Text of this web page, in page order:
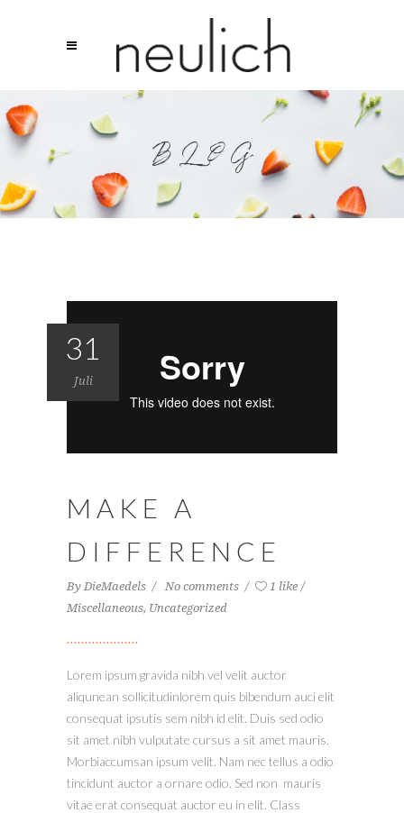
BLOG
31
Juli
MAKE A
DIFFERENCE
By DieMaedels No comments
1 like
Miscellaneous, Uncategorized
Lorem ipsum gravida nibh vel velit auctor
aliqunean sollicitudinlorem quis bibendum auci elit
consequat ipsutis sem nibh id elit. Duis sed odio
sit amet nibh vulputate cursus a sit amet mauris.
Morbiaccumsan ipsum velit. Nam nec tellus a odio
tincidunt auctor a ornare odio. Sed non mauris
vitae erat consequat auctor eu in elit. Class